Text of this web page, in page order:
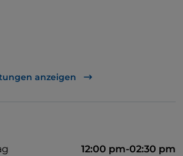
anzeigen
12:00 pm-02:30 pm